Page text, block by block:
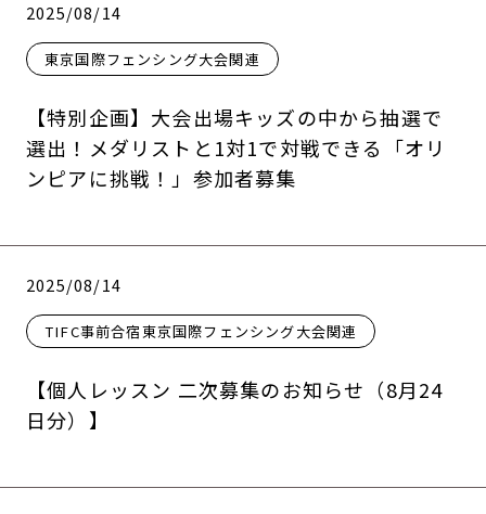
2025/08/14
東京国際フェンシング大会関連
【特別企画】大会出場キッズの中から抽選で
選出！メダリストと1対1で対戦できる「オリ
ンピアに挑戦！」参加者募集
2025/08/14
TIFC事前合宿東京国際フェンシング大会関連
【個人レッスン 二次募集のお知らせ（8月24
日分）】